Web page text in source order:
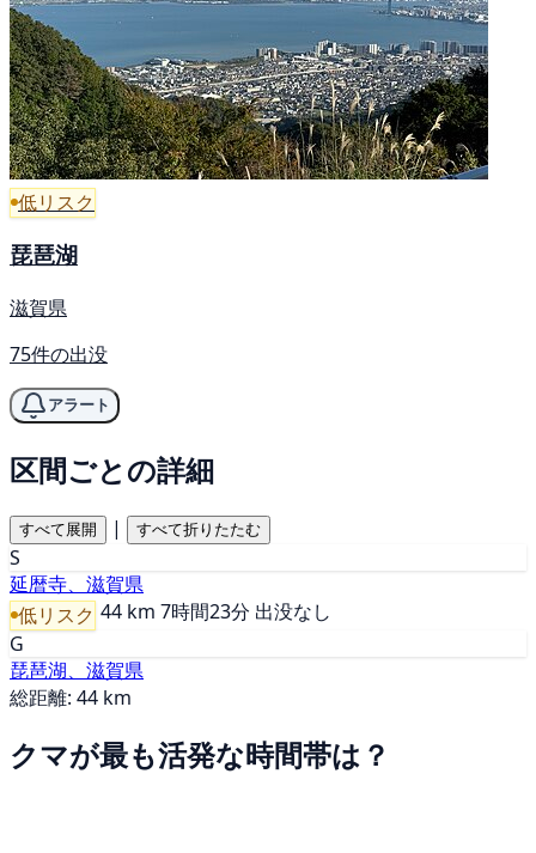
低リスク
琵琶湖
滋賀県
75件の出没
アラート
区間ごとの詳細
すべて展開 | すべて折りたたむ
S
延暦寺、滋賀県
低リスク 44 km 7時間23分 出没なし
G
琵琶湖、滋賀県
総距離: 44 km
クマが最も活発な時間帯は？